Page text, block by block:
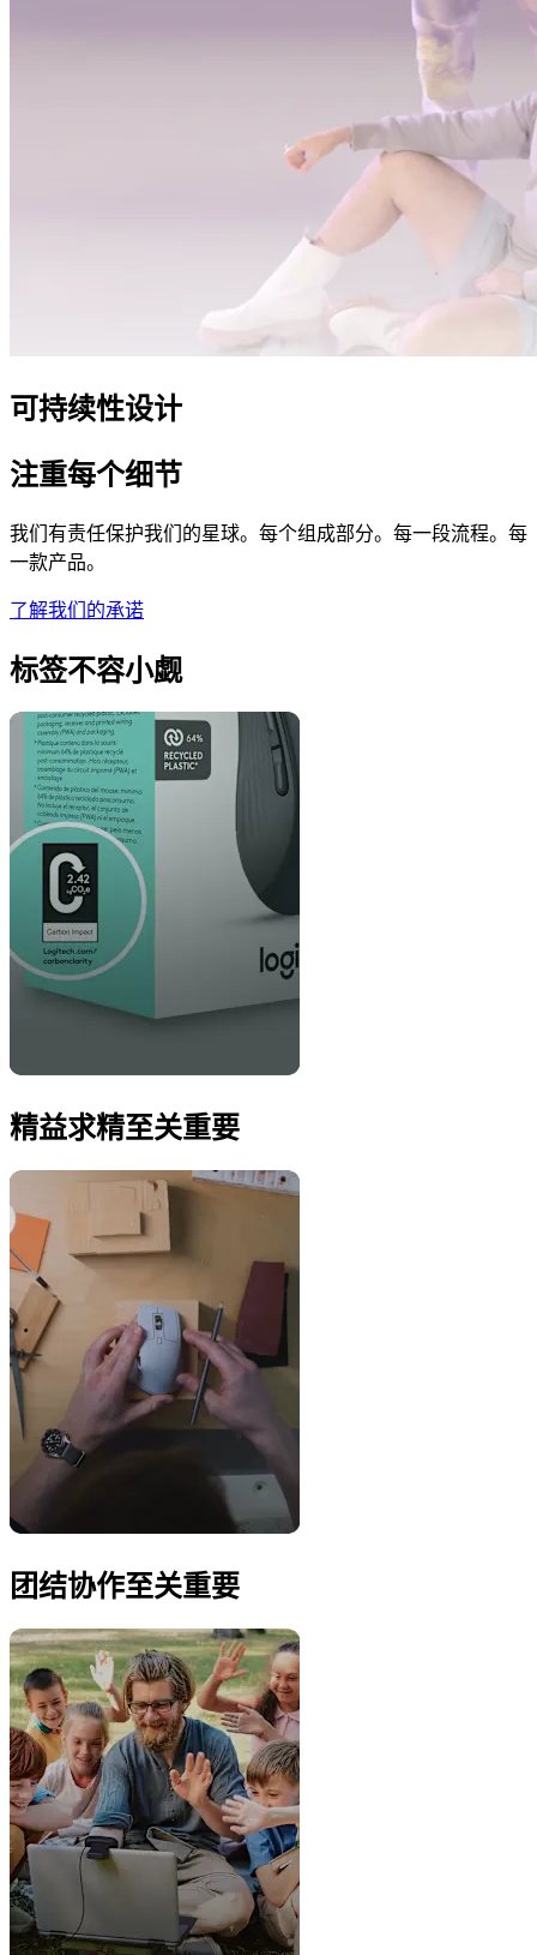
可持续性设计
注重每个细节
我们有责任保护我们的星球。每个组成部分。每一段流程。每
一款产品。
了解我们的承诺
标签不容小觑
精益求精至关重要
团结协作至关重要